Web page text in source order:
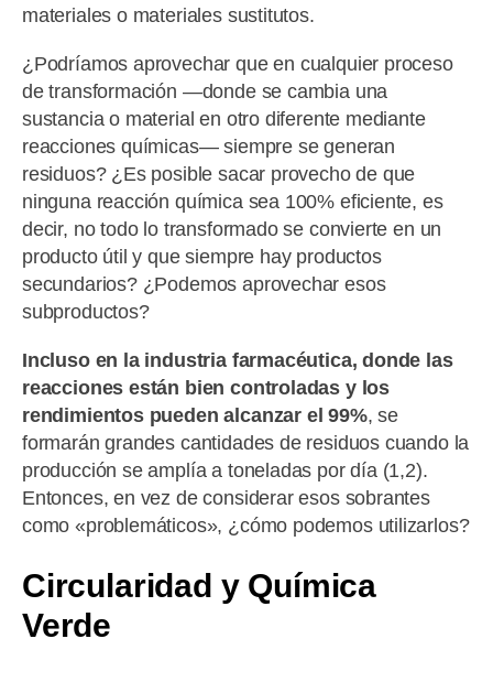
materiales o materiales sustitutos.
¿Podríamos aprovechar que en cualquier proceso
de transformación —donde se cambia una
sustancia o material en otro diferente mediante
reacciones químicas— siempre se generan
residuos? ¿Es posible sacar provecho de que
ninguna reacción química sea 100% eficiente, es
decir, no todo lo transformado se convierte en un
producto útil y que siempre hay productos
secundarios? ¿Podemos aprovechar esos
subproductos?
Incluso en la industria farmacéutica, donde las
reacciones están bien controladas y los
rendimientos pueden alcanzar el 99%, se
formarán grandes cantidades de residuos cuando la
producción se amplía a toneladas por día (1,2).
Entonces, en vez de considerar esos sobrantes
como «problemáticos», ¿cómo podemos utilizarlos?
Circularidad y Química
Verde